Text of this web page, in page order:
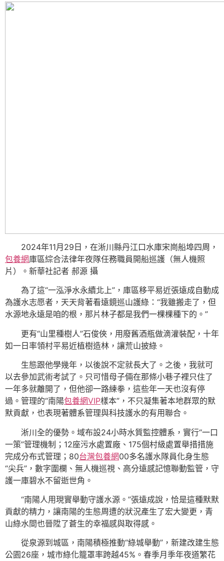
2024年11月29日，在淅川縣丹江口水庫宋崗船埠四周，
包養網庫區綜合法律年夜隊任務職員開船巡護（無人機照
片）。新華社記者 郝源 攝
為了這“一泓淨水永續北上”，庫區移平易近張遠成自動成
為護水志愿者，天天背著看遠鏡巡山護綠：“我雖搬走了，但
水源地永遠是咱的根，那片林子都是我們一棵棵種下的。”
更有“山里種樹人”石俊俠，用廢舊酒瓶做滴灌裝配，十年
如一日率領村平易近植樹造林，讓荒山披綠。
生態跟他學幾年，以後說不定就長大了。之後，我就可
以去參加武術考試了。只可惜母子倆在那條小巷子裡只住了
一年多就離開了，但他卻一路練拳，這些年一天也沒有停
過。管理的“南陽包養網VIP樣本”，不只凝集著本地群眾的默
默貢獻，也表現著體系管理與科技護水的有用聯合。
淅川全的優勢。域布設24小時水質監控體系，實行“一口
一策”管理機制；12座污水處置廠、175個村級處置舉措措施
完成分布式管理；80台灣包養網00多名護水隊員化身生態
“尖兵”，數字圍欄、無人機巡視、高分遠感記憶聯動監管，守
護一庫碧水不留逝世角。
“南陽人用現實舉動守護水源。”張遠成說，恰是這種默默
貢獻的精力，讓南陽的生態周遭的狀況產生了宏大變更，青
山綠水間也晉陞了蒼生的幸福感與取得感。
從泉源到城區，南陽積極推動“綠城舉動”，新建改建生態
公園26座，城市綠化籠罩率跨越45%。春季月季年夜道繁花